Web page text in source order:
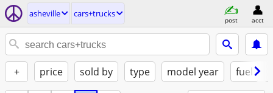
asheville cars+trucks
post acct
+ price sold by type model year fuel